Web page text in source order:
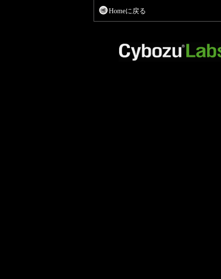
Homeに戻る